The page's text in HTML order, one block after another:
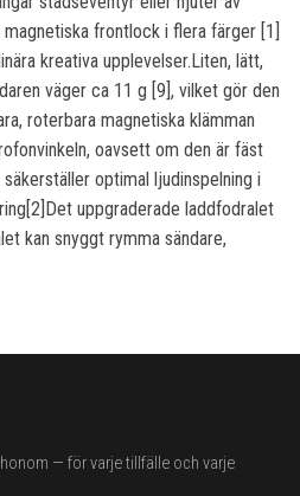
frontlock i flera färger [1]
kreativa upplevelser.Liten, lätt,
väger ca 11 g [9], vilket gör den
roterbara magnetiska klämman
oavsett om den är fäst
optimal ljudinspelning i
uppgraderade laddfodralet
kan snyggt rymma sändare,
— för varje tillfälle och varje